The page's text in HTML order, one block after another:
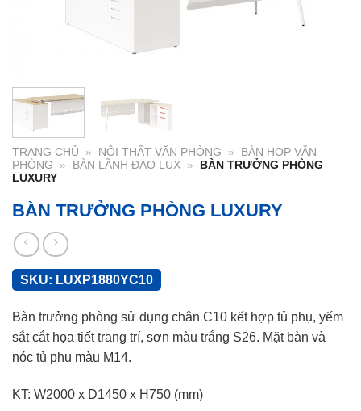
TRANG CHỦ » NỘI THẤT VĂN PHÒNG »
BÀN HỌP VĂN
PHÒNG
» BÀN LÃNH ĐẠO LUX »
BÀN TRƯỞNG PHÒNG
LUXURY
BÀN TRƯỞNG PHÒNG LUXURY
SKU: LUXP1880YC10
Bàn trưởng phòng sử dụng chân C10 kết hợp tủ phụ, yếm
sắt cắt họa tiết trang trí, sơn màu trắng S26. Mặt bàn và
nóc tủ phụ màu M14.
KT: W2000 x D1450 x H750 (mm)